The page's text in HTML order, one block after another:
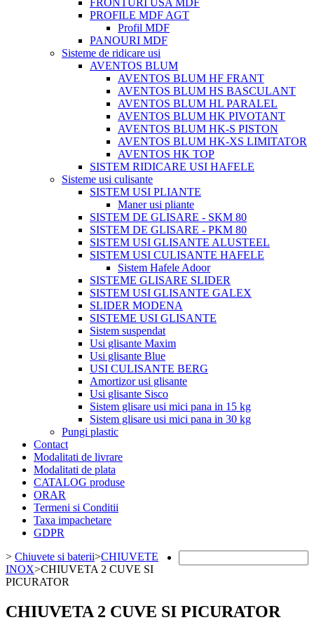
FRONTURI USA MDF
PROFILE MDF AGT
Profil MDF
PANOURI MDF
Sisteme de ridicare usi
AVENTOS BLUM
AVENTOS BLUM HF FRANT
AVENTOS BLUM HS BASCULANT
AVENTOS BLUM HL PARALEL
AVENTOS BLUM HK PIVOTANT
AVENTOS BLUM HK-S PISTON
AVENTOS BLUM HK-XS LIMITATOR
AVENTOS HK TOP
SISTEM RIDICARE USI HAFELE
Sisteme usi culisante
SISTEM USI PLIANTE
Maner usi pliante
SISTEM DE GLISARE - SKM 80
SISTEM DE GLISARE - PKM 80
SISTEM USI GLISANTE ALUSTEEL
SISTEM USI CULISANTE HAFELE
Sistem Hafele Adoor
SISTEME GLISARE SLIDER
SISTEM USI GLISANTE GALEX
SLIDER MODENA
SISTEME USI GLISANTE
Sistem suspendat
Usi glisante Maxim
Usi glisante Blue
USI CULISANTE BERG
Amortizor usi glisante
Usi glisante Sisco
Sistem glisare usi mici pana in 15 kg
Sistem glisare usi mici pana in 30 kg
Pungi plastic
Contact
Modalitati de livrare
Modalitati de plata
CATALOG produse
ORAR
Termeni si Conditii
Taxa impachetare
GDPR
> Chiuvete si baterii>CHIUVETE
INOX>CHIUVETA 2 CUVE SI
PICURATOR
CHIUVETA 2 CUVE SI PICURATOR